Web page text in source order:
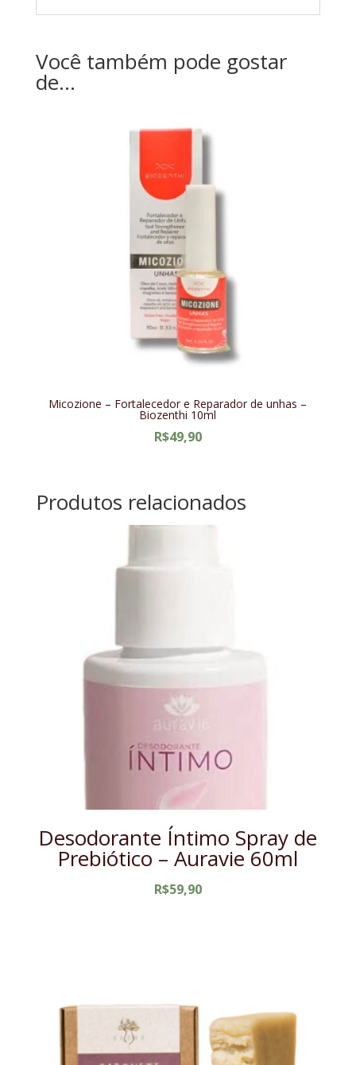
Você também pode gostar
de…
Micozione – Fortalecedor e Reparador de unhas –
Biozenthi 10ml
R$49,90
Produtos relacionados
Desodorante Íntimo Spray de
Prebiótico – Auravie 60ml
R$59,90